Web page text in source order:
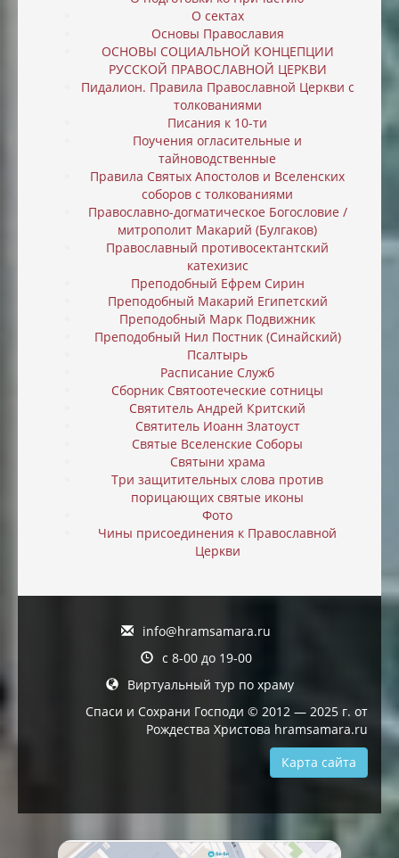
О сектах
Основы Православия
ОСНОВЫ СОЦИАЛЬНОЙ КОНЦЕПЦИИ
РУССКОЙ ПРАВОСЛАВНОЙ ЦЕРКВИ
Пидалион. Правила Православной Церкви с
толкованиями
Писания к 10-ти
Поучения огласительные и
тайноводственные
Правила Святых Апостолов и Вселенских
соборов с толкованиями
Православно-догматическое Богословие /
митрополит Макарий (Булгаков)
Православный противосектантский
катехизис
Преподобный Ефрем Сирин
Преподобный Макарий Египетский
Преподобный Марк Подвижник
Преподобный Нил Постник (Синайский)
Псалтырь
Расписание Служб
Сборник Святоотеческие сотницы
Святитель Андрей Критский
Святитель Иоанн Златоуст
Святые Вселенские Соборы
Святыни храма
Три защитительных слова против
порицающих святые иконы
Фото
Чины присоединения к Православной
Церкви
info@hramsamara.ru
с 8-00 до 19-00
Виртуальный тур по храму
Спаси и Сохрани Господи © 2012 — 2025 г. от
Рождества Христова hramsamara.ru
Карта сайта